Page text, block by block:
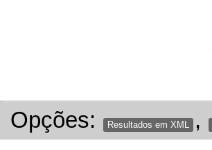
Opções: Resultados em XML ,